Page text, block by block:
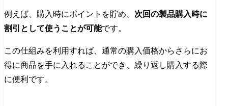
例えば、購入時にポイントを貯め、 次回の製品購入時に
割引として使うことが可能です。
この仕組みを利用すれば、通常の購入価格からさらにお
得に商品を手に入れることができ、繰り返し購入する際
に便利です。